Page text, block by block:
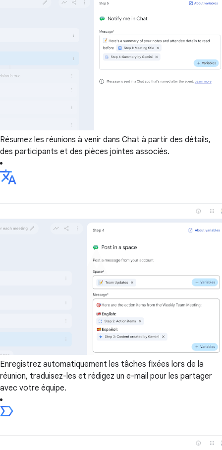
Résumez les réunions à venir dans Chat à partir des détails,
des participants et des pièces jointes associés.
Enregistrez automatiquement les tâches fixées lors de la
réunion, traduisez-les et rédigez un e-mail pour les partager
avec votre équipe.